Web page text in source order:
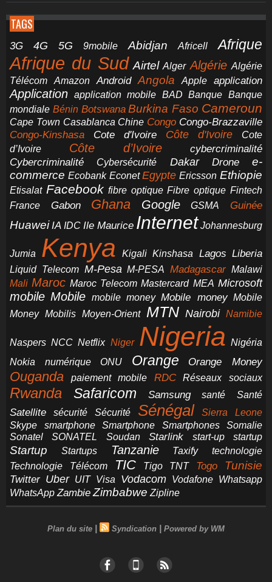
TAGS
3G 4G 5G 9mobile Abidjan Africell Afrique
Afrique du Sud Airtel Alger Algérie Algérie
Télécom
Amazon Android Angola Apple application
Application application mobile BAD Banque Banque
mondiale Bénin Botswana Burkina Faso Cameroun
Cape Town Casablanca Chine Congo Congo-Brazzaville
Congo-Kinshasa Cote d'Ivoire Côte d'Ivoire
Cote
d’Ivoire
Côte d’Ivoire
cybercriminalité
Cybercriminalité
Cybersécurité Dakar Drone
e-
commerce Ecobank Econet Egypte Ericsson Ethiopie
Etisalat Facebook fibre optique Fibre optique Fintech
France
Gabon Ghana Google GSMA Guinée
Huawei IA IDC Ile Maurice Internet Johannesburg
Jumia Kenya Kigali Kinshasa Lagos Liberia
Liquid Telecom M-Pesa M-PESA Madagascar Malawi
Mali Maroc Maroc Telecom Mastercard MEA Microsoft
mobile Mobile mobile money Mobile money Mobile
Money Mobilis Moyen-Orient MTN Nairobi Namibie
Naspers NCC Netflix Niger Nigeria Nigéria
Nokia
numérique ONU Orange Orange Money
Ouganda paiement mobile RDC Réseaux sociaux
Rwanda Safaricom Samsung santé Santé
Satellite sécurité Sécurité Sénégal
Sierra Leone
Skype
smartphone Smartphone Smartphones
Somalie
Sonatel
SONATEL Soudan Starlink start-up startup
Startup Startups Tanzanie Taxify
technologie
Technologie
Télécom TIC Tigo TNT Togo Tunisie
Twitter Uber UIT Visa Vodacom Vodafone Whatsapp
WhatsApp Zambie Zimbabwe Zipline
Plan du site | Syndication | Powered by WM